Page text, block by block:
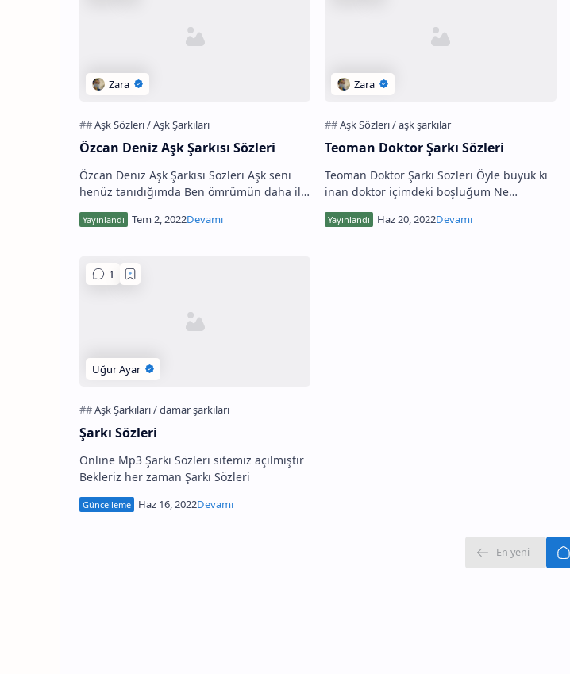
Özcan Deniz Aşk Şarkısı Sözleri
Özcan Deniz Aşk Şarkısı Sözleri Aşk seni
henüz tanıdığımda Ben ömrümün daha ilk
baharında Bırakmıştım kendimi kucağına
Aşk kana kana zehirinden içtim…
Teoman Doktor Şarkı Sözleri
Teoman Doktor Şarkı Sözleri Öyle büyük ki
inan doktor içimdeki boşluğum Ne
koyarsam koyayım hiç dolmuyor Eğer böyle
yaşarsam hep aynı acıyı Bu sıcakl…
Şarkı Sözleri
Online Mp3 Şarkı Sözleri sitemiz açılmıştır
Bekleriz her zaman Şarkı Sözleri